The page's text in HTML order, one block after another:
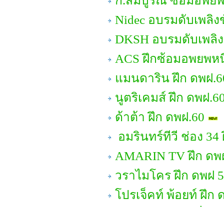
Nidec อบรมดับเพลิ
DKSH อบรมดับเพลิ
ACS ฝึกซ้อมอพยพห
แมนดาริน ฝึก ดพฝ
นูตริเคมส์ ฝึก ดพฝ
ด้าต้า ฝึก ดพฝ.60
อมรินทร์ทีวี ช่อง 34
AMARIN TV ฝึก ดพ
วราไมโคร ฝึก ดพฝ
โปรเจ็คท์ พ้อยท์ ฝึก